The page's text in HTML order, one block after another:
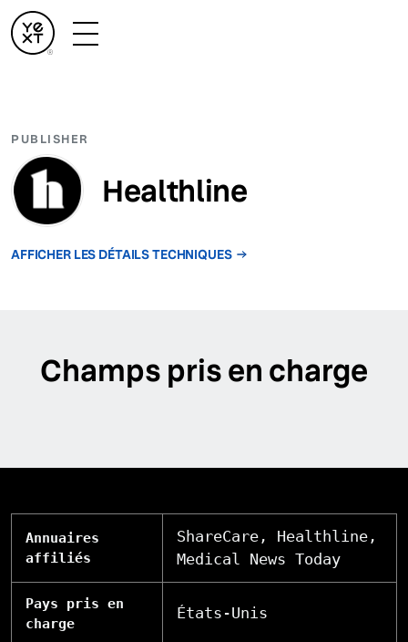
PUBLISHER
Healthline
AFFICHER LES DÉTAILS TECHNIQUES
Champs pris en charge
Annuaires
affiliés
ShareCare, Healthline,
Medical News Today
Pays pris en
charge
États-Unis